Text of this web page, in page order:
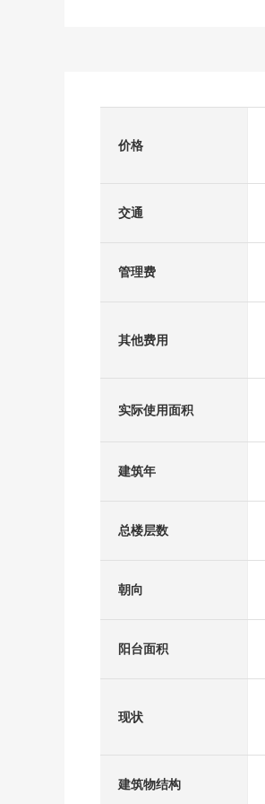
价格
交通
管理费
其他费用
实际使用面积
建筑年
总楼层数
朝向
阳台面积
现状
建筑物结构